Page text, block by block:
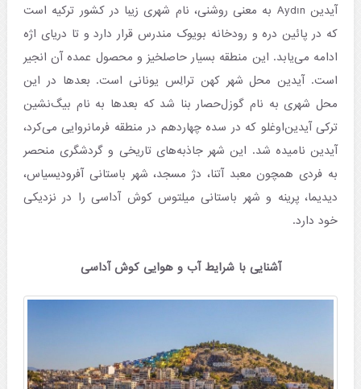
آیدین Aydın به معنی روشنی، نام شهری زیبا در کشور ترکیه است
که در پائین‌ دره و رودخانه بویوک مندرس قرار دارد و تا دریای اژه
ادامه می‌یابد. این منطقه بسیار حاصلخیز و محصول عمده آن انجیر
است. آیدین محل شهر کهن ترالِس یونانی است. بعدها در این
محل شهری به نام گوزل‌حصار بنا شد که بعدها به نام بیگ‌نشین
ترکی آیدین‌اوغلو که در سده چهاردهم در منطقه فرمانروایی می‌کرد،
آیدین نامیده شد. این شهر جاذبه‌های تاریخی و گردشگری منحصر
به فردی همچون معبد آتنا، دژ مسجد، شهر باستانی آفرودیسیاس،
دیدیما، پرینه و شهر باستانی میلتوس کوش آداسی را در نزدیکی
خود دارد.
آشنایی با شرایط آب و هوایی کوش آداسی